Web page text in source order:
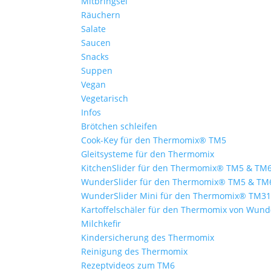
Räuchern
Salate
Saucen
Snacks
Suppen
Vegan
Vegetarisch
Infos
Brötchen schleifen
Cook-Key für den Thermomix® TM5
Gleitsysteme für den Thermomix
KitchenSlider für den Thermomix® TM5 &
WunderSlider für den Thermomix® TM5 &
WunderSlider Mini für den Thermomix® TM31
Kartoffelschäler für den Thermomix von
Milchkefir
Kindersicherung des Thermomix
Reinigung des Thermomix
Rezeptvideos zum TM6